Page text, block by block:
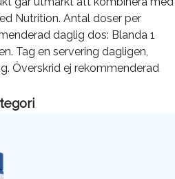
Nutrition. Antal doser per
daglig dos: Blanda 1
Tag en servering dagligen,
Överskrid ej rekommenderad